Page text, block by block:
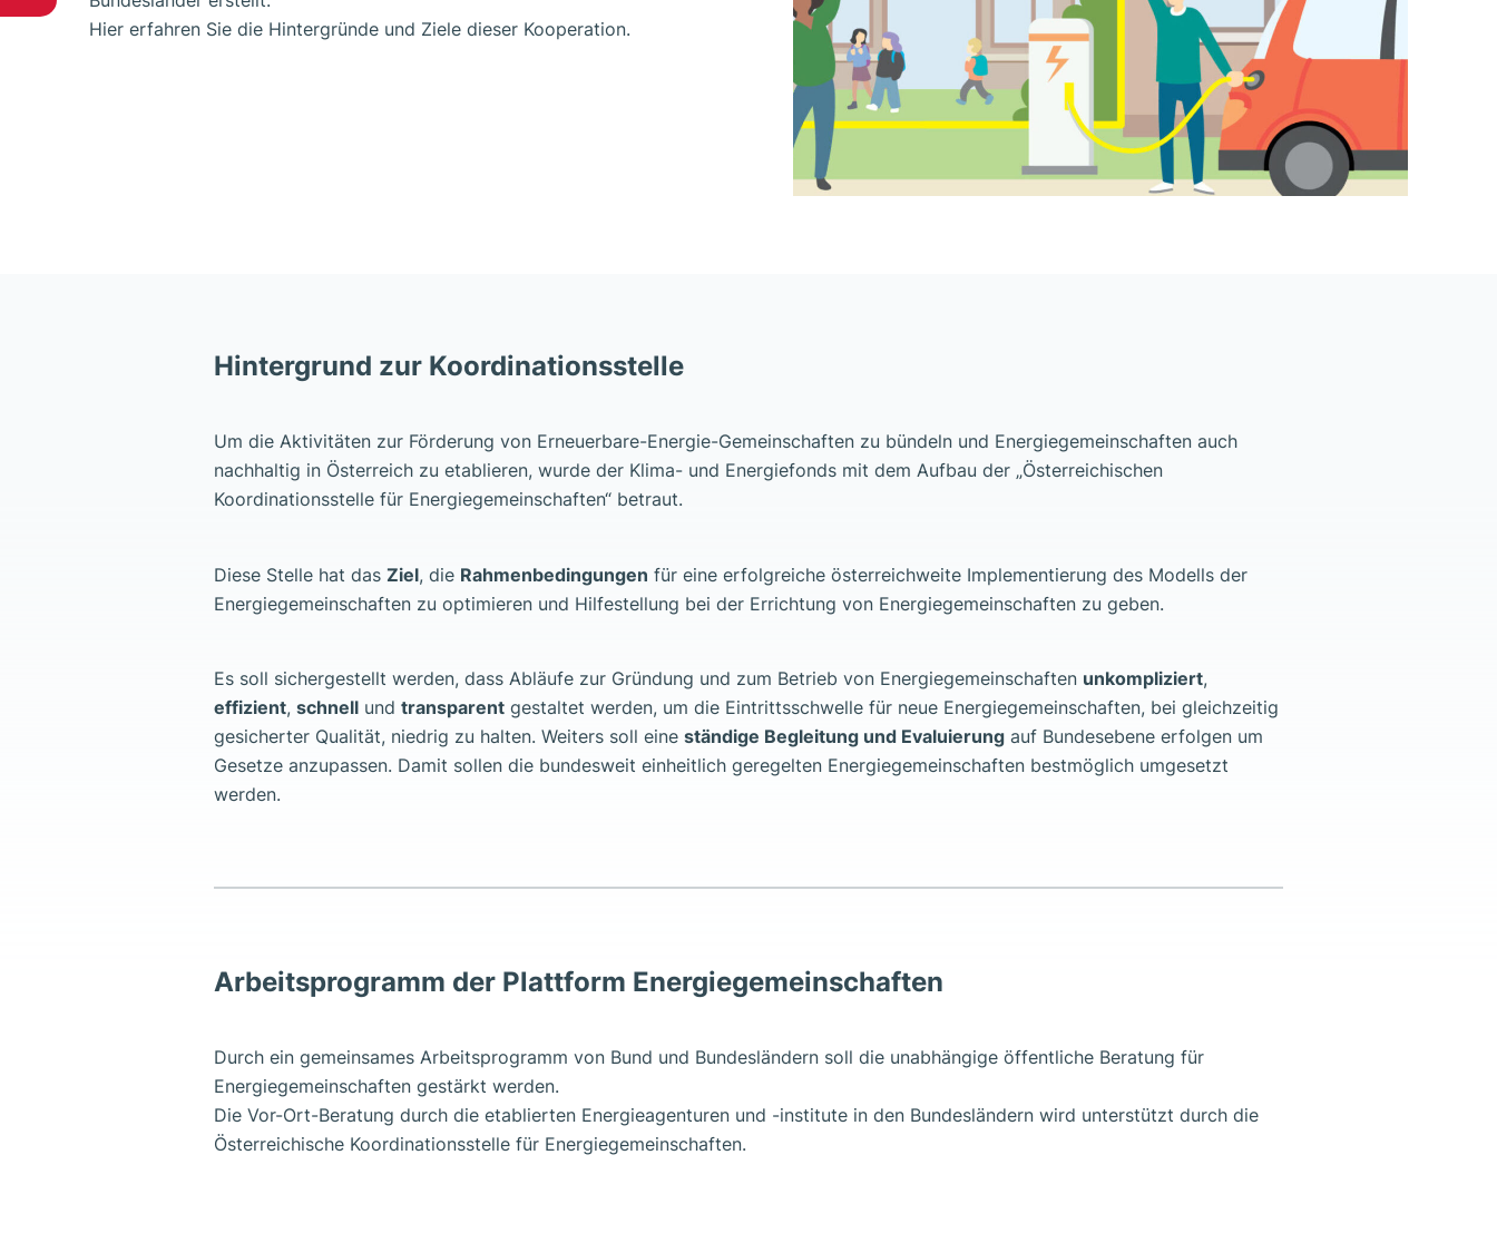
Hier erfahren Sie die Hintergründe und Ziele dieser Kooperation.
Hintergrund zur Koordinationsstelle
Um die Aktivitäten zur Förderung von Erneuerbare-Energie-Gemeinschaften zu bündeln und Energiegemeinschaften auch
nachhaltig in Österreich zu etablieren, wurde der Klima- und Energiefonds mit dem Aufbau der „Österreichischen
Koordinationsstelle für Energiegemeinschaften“ betraut.
Diese Stelle hat das Ziel, die Rahmenbedingungen für eine erfolgreiche österreichweite Implementierung des Modells der
Energiegemeinschaften zu optimieren und Hilfestellung bei der Errichtung von Energiegemeinschaften zu geben.
Es soll sichergestellt werden, dass Abläufe zur Gründung und zum Betrieb von Energiegemeinschaften unkompliziert,
effizient, schnell und transparent gestaltet werden, um die Eintrittsschwelle für neue Energiegemeinschaften, bei gleichzeitig
gesicherter Qualität, niedrig zu halten. Weiters soll eine ständige Begleitung und Evaluierung auf Bundesebene erfolgen um
Gesetze anzupassen. Damit sollen die bundesweit einheitlich geregelten Energiegemeinschaften bestmöglich umgesetzt
werden.
Arbeitsprogramm der Plattform Energiegemeinschaften
Durch ein gemeinsames Arbeitsprogramm von Bund und Bundesländern soll die unabhängige öffentliche Beratung für
Energiegemeinschaften gestärkt werden.
Die Vor-Ort-Beratung durch die etablierten Energieagenturen und -institute in den Bundesländern wird unterstützt durch die
Österreichische Koordinationsstelle für Energiegemeinschaften.